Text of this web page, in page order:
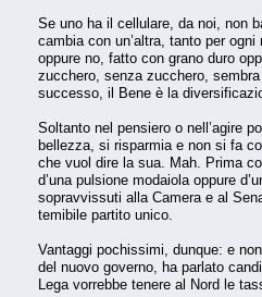
Se uno ha il cellulare, da noi, non
cambia con un’altra, tanto per
oppure no, fatto con grano duro
zucchero, senza zucchero,
successo, il Bene è la
Soltanto nel pensiero o nell’agire
bellezza, si risparmia e non si fa
che vuol dire la sua. Mah. Prima
d’una pulsione modaiola oppure
sopravvissuti alla Camera e al
temibile partito unico.
Vantaggi pochissimi, dunque: e
del nuovo governo, ha parlato
Lega vorrebbe tenere al Nord le